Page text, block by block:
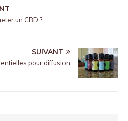
un CBD ?
SUIVANT
pour diffusion